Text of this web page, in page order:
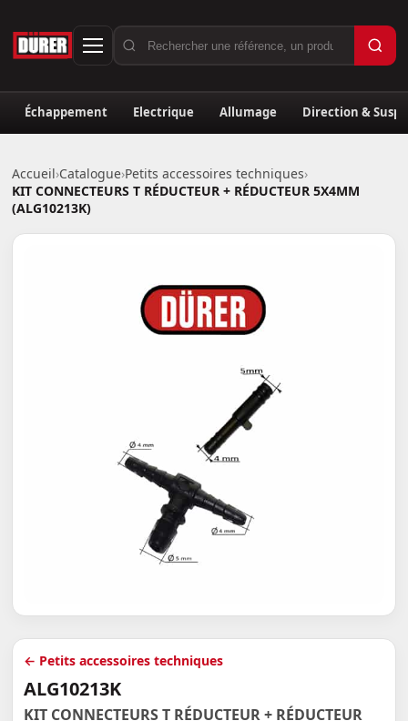
Échappement Electrique Allumage Direction &
Accueil›Catalogue›Petits accessoires techniques›
KIT CONNECTEURS T RÉDUCTEUR + RÉDUCTEUR 5X4MM
(ALG10213K)
← Petits accessoires techniques
ALG10213K
KIT CONNECTEURS T RÉDUCTEUR + RÉDUCTEUR